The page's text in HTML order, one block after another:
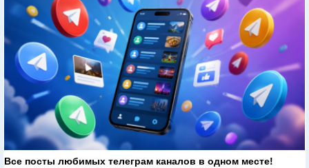
Все посты любимых телеграм каналов в одном месте!